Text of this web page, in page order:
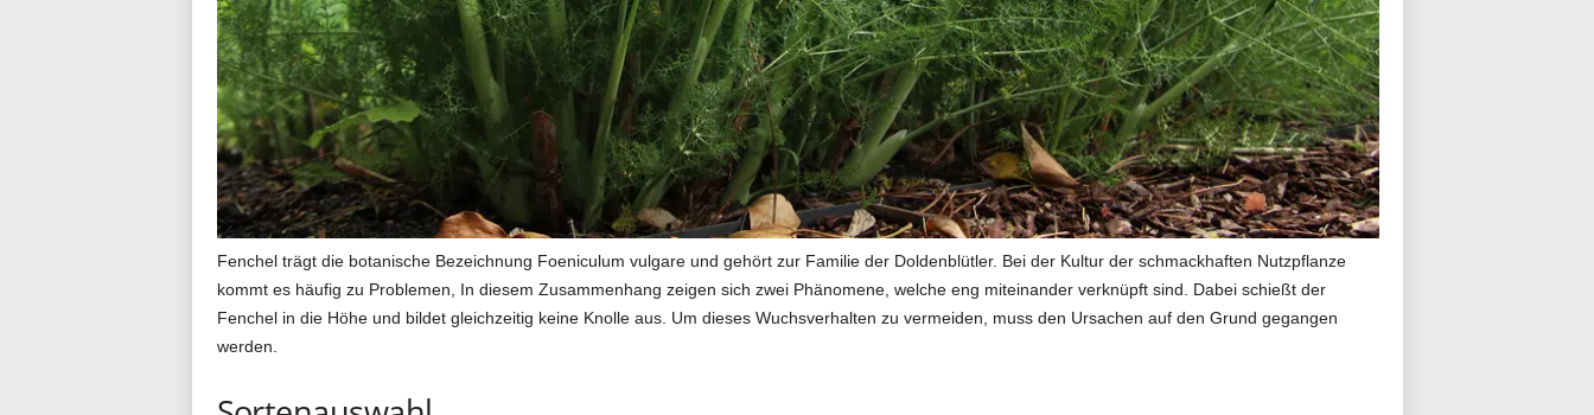
l
g
.
Fenchel trägt die botanische Bezeichnung Foeniculum vulgare und gehört zur Familie der Doldenblütler. Bei der Kultur der schmackhaften Nutzpflanze
kommt es häufig zu Problemen, In diesem Zusammenhang zeigen sich zwei Phänomene, welche eng miteinander verknüpft sind. Dabei schießt der
Fenchel in die Höhe und bildet gleichzeitig keine Knolle aus. Um dieses Wuchsverhalten zu vermeiden, muss den Ursachen auf den Grund gegangen
werden.